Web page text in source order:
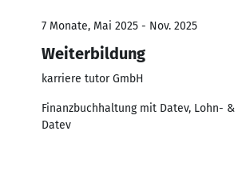
7 Monate, Mai 2025 - Nov. 2025
Weiterbildung
karriere tutor GmbH
Finanzbuchhaltung mit Datev, Lohn-
Datev